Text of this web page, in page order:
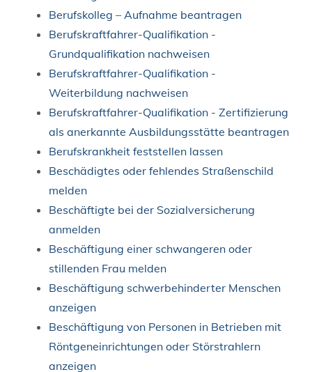
Berufskolleg – Aufnahme beantragen
Berufskraftfahrer-Qualifikation -
Grundqualifikation nachweisen
Berufskraftfahrer-Qualifikation -
Weiterbildung nachweisen
Berufskraftfahrer-Qualifikation - Zertifizierung
als anerkannte Ausbildungsstätte beantragen
Berufskrankheit feststellen lassen
Beschädigtes oder fehlendes Straßenschild
melden
Beschäftigte bei der Sozialversicherung
anmelden
Beschäftigung einer schwangeren oder
stillenden Frau melden
Beschäftigung schwerbehinderter Menschen
anzeigen
Beschäftigung von Personen in Betrieben mit
Röntgeneinrichtungen oder Störstrahlern
anzeigen